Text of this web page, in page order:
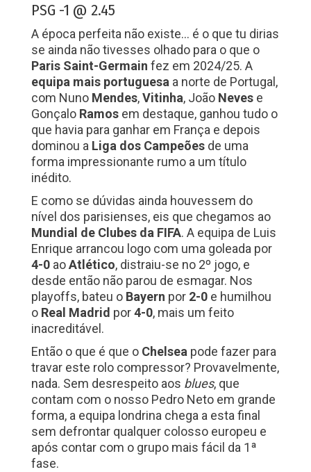
PSG -1 @ 2.45
A época perfeita não existe… é o que tu dirias
se ainda não tivesses olhado para o que o
Paris Saint-Germain fez em 2024/25. A
equipa mais portuguesa a norte de Portugal,
com Nuno Mendes,Vitinha, João Nevese
Gonçalo Ramosem destaque, ganhou tudo o
que havia para ganhar em França e depois
dominou a Liga dos Campeõesde uma
forma impressionante rumo a um título
inédito.
E como se dúvidas ainda houvessem do
nível dos parisienses, eis que chegamos ao
Mundial de Clubes da FIFA. A equipa de Luis
Enrique arrancou logo com uma goleada por
4-0aoAtlético, distraiu-se no 2º jogo, e
desde então não parou de esmagar. Nos
playoffs, bateu o Bayern por 2-0e humilhou
o Real Madrid por4-0, mais um feito
inacreditável.
Então o que é que o Chelsea pode fazer para
travar este rolo compressor? Provavelmente,
nada. Sem desrespeito aos blues, que
contam com o nosso Pedro Neto em grande
forma, a equipa londrina chega a esta final
sem defrontar qualquer colosso europeu e
após contar com o grupo mais fácil da 1ª
fase.